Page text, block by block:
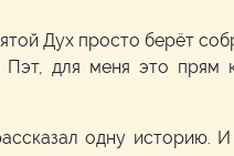
Дух просто берёт
для меня это
одну историю.